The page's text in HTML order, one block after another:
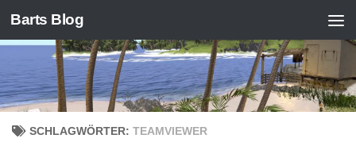
Zum Inhalt springen
Barts Blog
SCHLAGWÖRTER: TEAMVIEWER